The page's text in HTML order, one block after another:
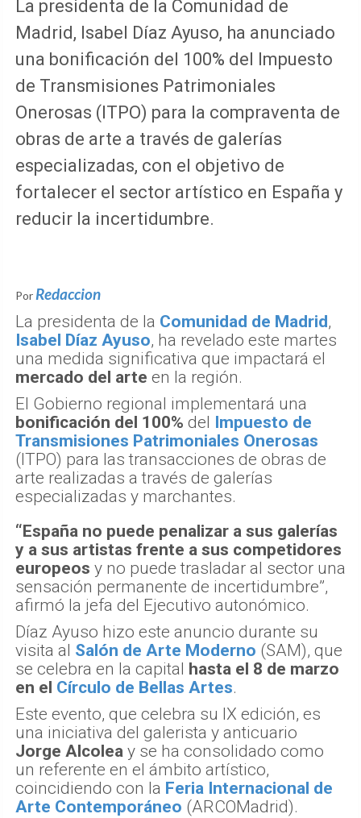
La presidenta de la Comunidad de
Madrid, Isabel Díaz Ayuso, ha anunciado
una bonificación del 100% del Impuesto
de Transmisiones Patrimoniales
Onerosas (ITPO) para la compraventa de
obras de arte a través de galerías
especializadas, con el objetivo de
fortalecer el sector artístico en España y
reducir la incertidumbre.
Por Redaccion
La presidenta de la Comunidad de Madrid,
Isabel Díaz Ayuso, ha revelado este martes
una medida significativa que impactará el
mercado del arte en la región.
El Gobierno regional implementará una
bonificación del 100% del Impuesto de
Transmisiones Patrimoniales Onerosas
(ITPO) para las transacciones de obras de
arte realizadas a través de galerías
especializadas y marchantes.
“España no puede penalizar a sus galerías
y a sus artistas frente a sus competidores
europeos y no puede trasladar al sector una
sensación permanente de incertidumbre”,
afirmó la jefa del Ejecutivo autonómico.
Díaz Ayuso hizo este anuncio durante su
visita al Salón de Arte Moderno (SAM), que
se celebra en la capital hasta el 8 de marzo
en el Círculo de Bellas Artes.
Este evento, que celebra su IX edición, es
una iniciativa del galerista y anticuario
Jorge Alcolea y se ha consolidado como
un referente en el ámbito artístico,
coincidiendo con la Feria Internacional de
Arte Contemporáneo (ARCOMadrid).